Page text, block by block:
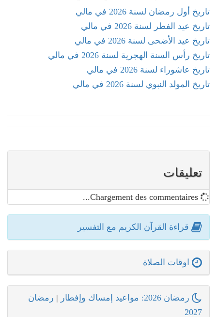
تاريخ أول رمضان لسنة 2026 في مالي
تاريخ عيد الفطر لسنة 2026 في مالي
تاريخ عيد الأضحى لسنة 2026 في مالي
تاريخ رأس السنة الهجرية لسنة 2026 في مالي
تاريخ عاشوراء لسنة 2026 في مالي
تاريخ المولد النبوي لسنة 2026 في مالي
تعليقات
قراءة القرآن الكريم مع التفسير
اوقات الصلاة
رمضان 2026: مواعيد إمساك وإفطار | رمضان
2027